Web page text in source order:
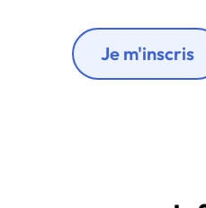
Shopify
PrestaShop
Je m'inscris